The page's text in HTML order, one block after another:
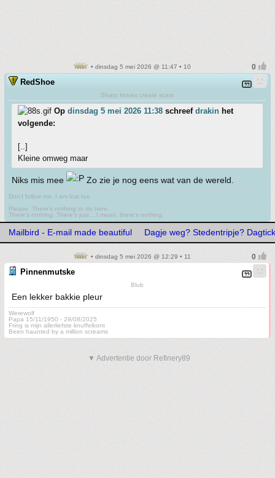
• dinsdag 5 mei 2026 @ 11:47 • 10
RedShoe
Sharp knives create scars
Op dinsdag 5 mei 2026 11:38 schreef drakin het
volgende:
[..]
Kleine omweg maar
Niks mis mee Zo zie je nog eens wat van de wereld.
Don't follow me. I am lost too
Please. There's nothing to do here.
There's nothing. There's just....I mean, there's nothing.
Mailbird - E-mail made beautiful Dagje weg? Stedentripje?
• dinsdag 5 mei 2026 @ 12:29 • 11
Pinnenmutske
Blub
Een lekker bakkie pleur
Werewolf
Papa 15/11/1950 - 29/08/2025
Fring is mijn allerliefste knuffelkont
Been haunted by a million screams
▼ Advertentie door Refinery89